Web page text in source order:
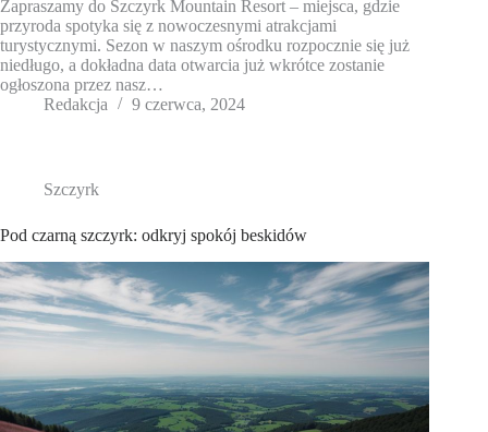
Zapraszamy do Szczyrk Mountain Resort – miejsca, gdzie
przyroda spotyka się z nowoczesnymi atrakcjami
turystycznymi. Sezon w naszym ośrodku rozpocznie się już
niedługo, a dokładna data otwarcia już wkrótce zostanie
ogłoszona przez nasz…
Redakcja
9 czerwca, 2024
Szczyrk
Pod czarną szczyrk: odkryj spokój beskidów